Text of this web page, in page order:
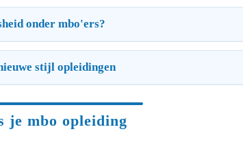
onder mbo'ers?
stijl opleidingen
je mbo opleiding